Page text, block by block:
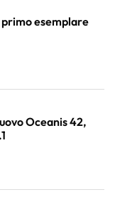
esemplare
Oceanis 42,